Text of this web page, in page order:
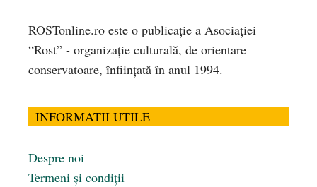
ROSTonline.ro este o publicaţie a Asociaţiei
“Rost” - organizaţie culturală, de orientare
conservatoare, înfiinţată în anul 1994.
INFORMATII UTILE
Despre noi
Termeni și condiții